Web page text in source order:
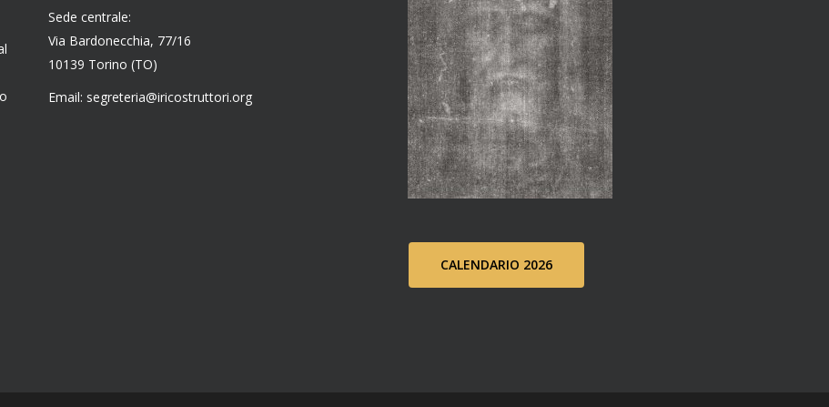
Sede centrale:
Via Bardonecchia, 77/16
10139 Torino (TO)
Email: segreteria@iricostruttori.org
CALENDARIO 2026